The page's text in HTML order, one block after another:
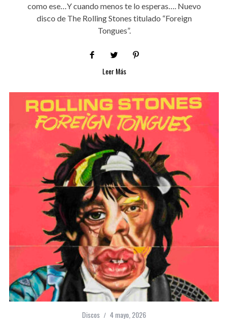
como ese…Y cuando menos te lo esperas…. Nuevo
disco de The Rolling Stones titulado “Foreign
Tongues”.
Leer Más
Discos 4 mayo, 2026